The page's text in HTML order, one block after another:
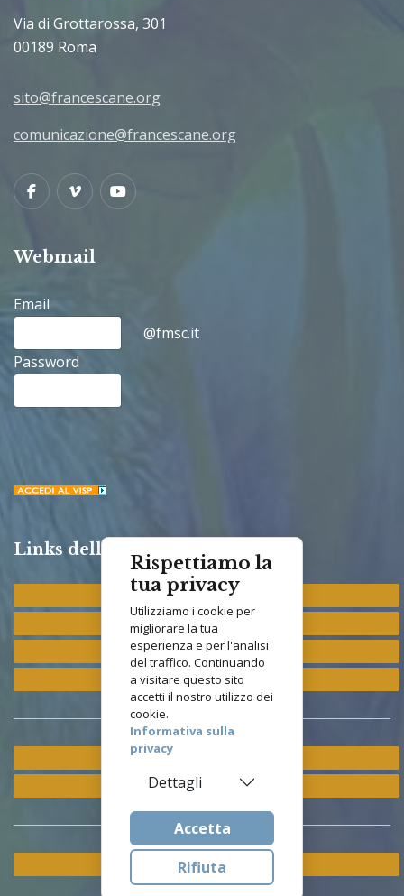
Rispettiamo la
tua privacy
Utilizziamo i cookie per
migliorare la tua
esperienza e per l'analisi
del traffico. Continuando
a visitare questo sito
accetti il nostro utilizzo dei
cookie.
Informativa sulla
privacy
Dettagli
Accetta
Rifiuta
Via di Grottarossa, 301
00189 Roma
sito@francescane.org
comunicazione@francescane.org
FacebookVimeoYoutube
Webmail
Email
@fmsc.it
Password
Links della Congregazione
Provincia "St. Francis"
Provincia "M. Immacolata"
Provincia "S. Antonio"
Provincia "S. Elisabetta"
Istituto Asisium
Cookie & Privacy Policy